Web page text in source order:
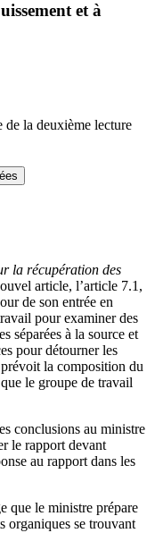
et à
de la deuxième lecture
la récupération des
article, l’article 7.1,
de son entrée en
pour examiner des
séparées à la source et
pour détourner les
la composition du
le groupe de travail
conclusions au ministre
le rapport devant
au rapport dans les
que le ministre prépare
organiques se trouvant